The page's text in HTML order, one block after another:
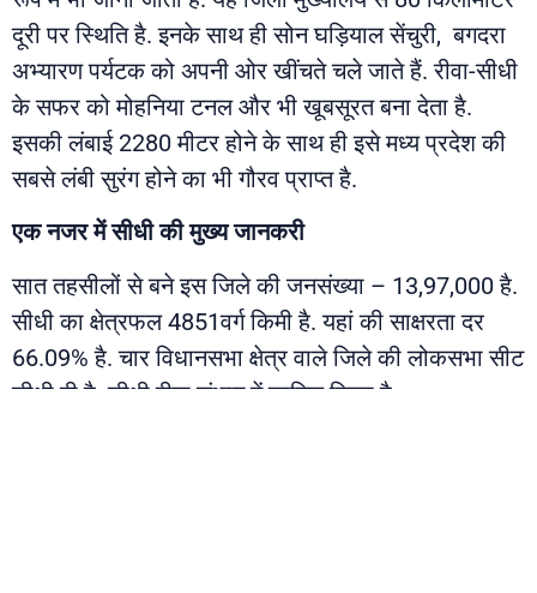
दूरी पर स्थिति है. इनके साथ ही सोन घड़ियाल सेंचुरी, बगदरा
अभ्यारण पर्यटक को अपनी ओर खींचते चले जाते हैं. रीवा-सीधी
के सफर को मोहनिया टनल और भी खूबसूरत बना देता है.
इसकी लंबाई 2280 मीटर होने के साथ ही इसे मध्य प्रदेश की
सबसे लंबी सुरंग होने का भी गौरव प्राप्त है.
एक नजर में सीधी की मुख्य जानकरी
सात तहसीलों से बने इस जिले की जनसंख्या – 13,97,000 है.
सीधी का क्षेत्रफल 4851वर्ग किमी है. यहां की साक्षरता दर
66.09% है. चार विधानसभा क्षेत्र वाले जिले की लोकसभा सीट
सीधी ही है. सीधी रीवा संभाग में शामिल जिला है.